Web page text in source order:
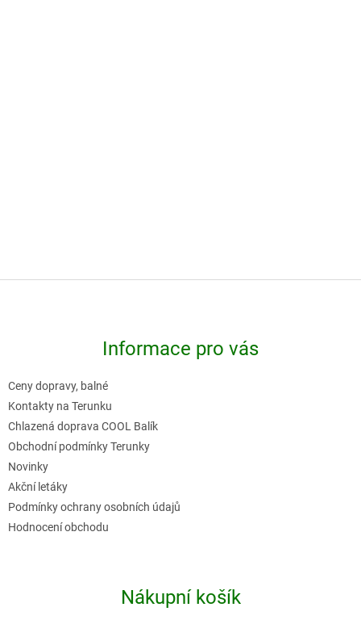
Informace pro vás
Ceny dopravy, balné
Kontakty na Terunku
Chlazená doprava COOL Balík
Obchodní podmínky Terunky
Novinky
Akční letáky
Podmínky ochrany osobních údajů
Hodnocení obchodu
Nákupní košík